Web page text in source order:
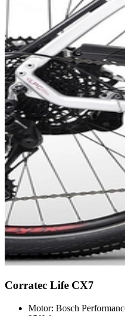
Corratec Life CX7
Motor: Bosch